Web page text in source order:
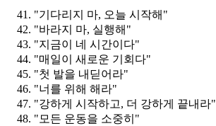
"기다리지 마, 오늘 시작해"
"바라지 마, 실행해"
"지금이 네 시간이다"
"매일이 새로운 기회다"
"첫 발을 내딛어라"
"너를 위해 해라"
"강하게 시작하고, 더 강하게 끝내라"
"모든 운동을 소중히"